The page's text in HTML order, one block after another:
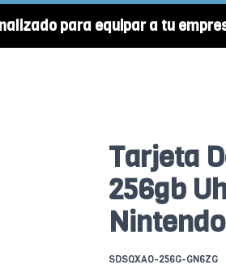
para equipar a tu
Tarjeta
256gb
SDSQXAO-256G-GN6ZG